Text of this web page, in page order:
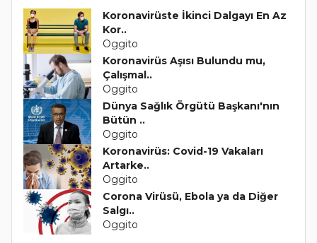
Koronavirüste İkinci Dalgayı En Az
Kor..
Oggito
Koronavirüs Aşısı Bulundu mu,
Çalışmal..
Oggito
Dünya Sağlık Örgütü Başkanı'nın
Bütün ..
Oggito
Koronavirüs: Covid-19 Vakaları
Artarke..
Oggito
Corona Virüsü, Ebola ya da Diğer
Salgı..
Oggito